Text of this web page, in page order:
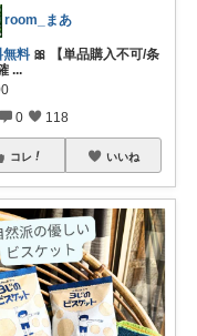
room_まあ
無料 🎀 【単品購入不可/条
...
0 118
コレ いいね